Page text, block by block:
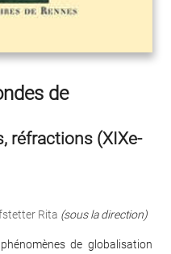
de
réfractions (XIXe-
Rita (sous la direction)
de globalisation